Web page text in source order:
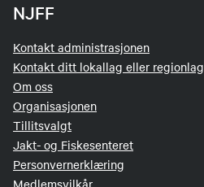
NJFF
Kontakt administrasjonen
Kontakt ditt lokallag eller regionlag
Om oss
Organisasjonen
Tillitsvalgt
Jakt- og Fiskesenteret
Personvernerklæring
Medlemsvilkår